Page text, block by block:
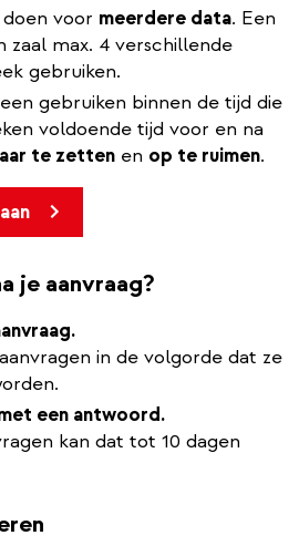
voor meerdere data. Een
zaal max. 4 verschillende
gebruiken.
gebruiken binnen de tijd die
voldoende tijd voor en na
te zetten en op te ruimen.
je aanvraag?
in de volgorde dat ze
een antwoord.
kan dat tot 10 dagen